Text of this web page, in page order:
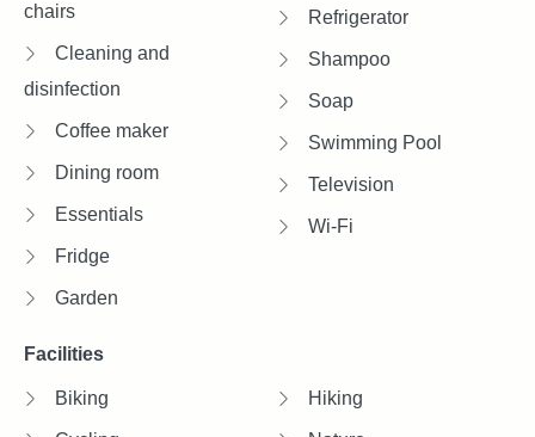
chairs
Cleaning and
disinfection
Coffee maker
Dining room
Essentials
Fridge
Garden
Refrigerator
Shampoo
Soap
Swimming Pool
Television
Wi-Fi
Facilities
Biking Hiking